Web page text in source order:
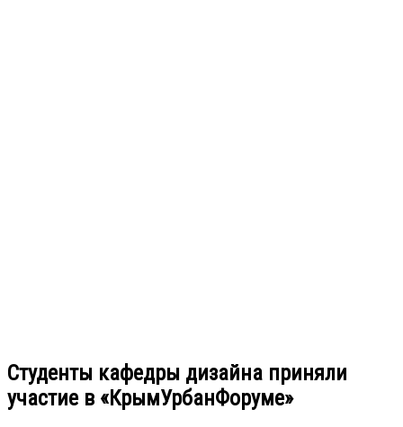
Студенты кафедры дизайна приняли
участие в «КрымУрбанФоруме»